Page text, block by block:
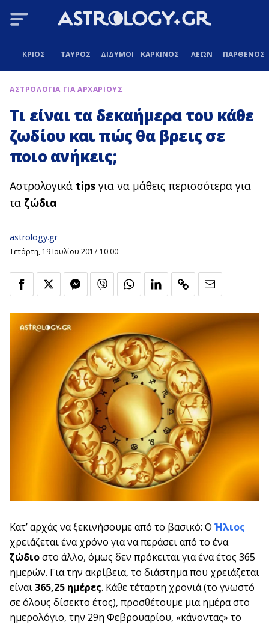
ΚΡΙΟΣ ΤΑΥΡΟΣ ΔΙΔΥΜΟΙ ΚΑΡΚΙΝΟΣ ΛΕΩΝ ΠΑΡΘΕΝΟΣ
ΑΣΤΡΟΛΟΓΙΑ ΓΙΑ ΑΡΧΑΡΙΟΥΣ
Τι είναι τα δεκαήμερα του κάθε
ζωδίου και πώς θα βρεις σε
ποιο ανήκεις;
Αστρολογικά tips για να μάθεις περισσότερα για
τα ζώδια
astrology.gr
Τετάρτη, 19 Ιουλίου 2017 10:00
Κατ’ αρχάς να ξεκινήσουμε από το βασικό: ΟΉλιος
χρειάζεται ένα χρόνο για να περάσει από το ένα
ζώδιοστο άλλο, όμως δεν πρόκειται για ένα έτος 365
ημερών. Για την ακρίβεια, το διάστημα που χρειάζεται
είναι365,25 ημέρες. Κάθε τέταρτη χρονιά (το γνωστό
σε όλους δίσεκτο έτος), προσθέτουμε μια ημέρα στο
ημερολόγιο, την 29η Φεβρουαρίου, «κάνοντας» το